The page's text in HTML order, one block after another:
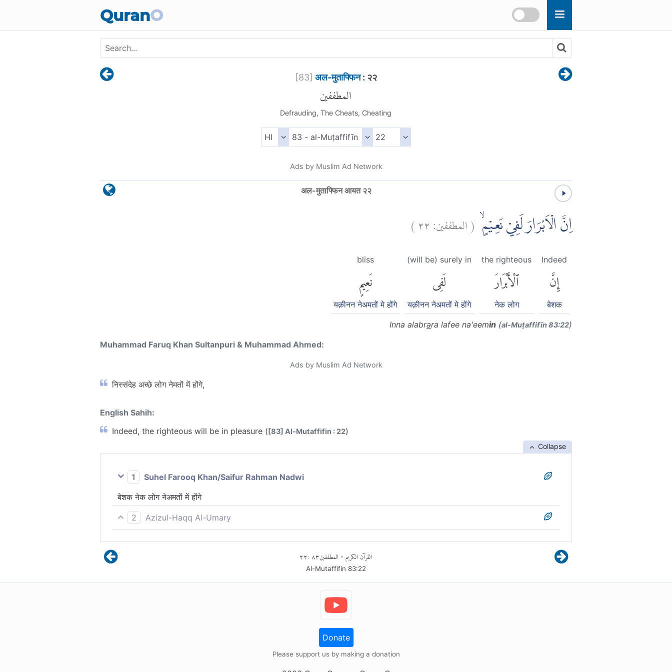
QuranO
[83] अल-मुताफ्फिन: २२
المطففين
Defrauding, The Cheats, Cheating
Ads by Muslim Ad Network
अल-मुताफ्फिन आयत २२
اِنَّ الْاَبْرَارَ لَفِيْ نَعِيْمٍۙ (المطففين:٢٢)
Indeed
إِنَّ
बेशक
the righteous
ٱلْأَبْرَارَ
नेक लोग
(will be) surely in
لَفِى
यक़ीनन नेअमतों मे होंगे
bliss
نَعِيمٍ
यक़ीनन नेअमतों मे होंगे
Inna alabrara lafee na'eemin (al-Muṭaffifīn 83:22)
Muhammad Faruq Khan Sultanpuri & Muhammad Ahmed:
Ads by Muslim Ad Network
निस्संदेह अच्छे लोग नेमतों में होंगे,
English Sahih:
Indeed, the righteous will be in pleasure ([83] Al-Mutaffifin : 22)
Collapse
1
Suhel Farooq Khan/Saifur Rahman Nadwi
बेशक नेक लोग नेअमतों में होंगे
2
Azizul-Haqq Al-Umary
القرآن الكريم - المطففين٨٣:٢٢
Al-Mutaffifin 83:22
Donate
Please support us by making a donation